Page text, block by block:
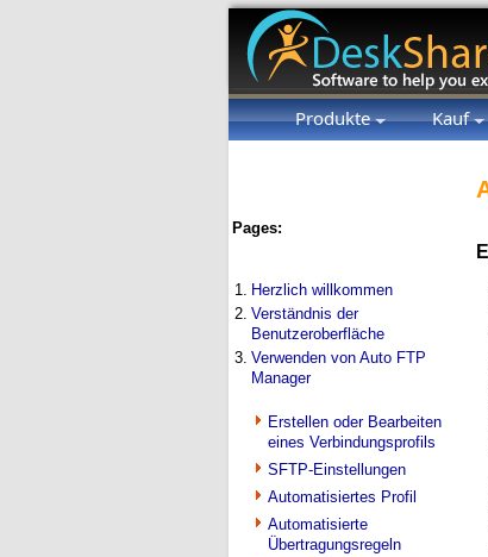
Produkte Kauf
Pages:
1.
Herzlich willkommen
2. Verständnis der
Benutzeroberfläche
3. Verwenden von Auto FTP
Manager
Erstellen oder Bearbeiten
eines Verbindungsprofils
SFTP-Einstellungen
Automatisiertes Profil
Automatisierte
Übertragungsregeln